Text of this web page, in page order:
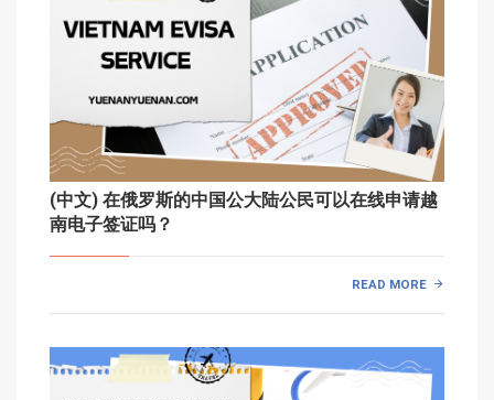
(中文) 在俄罗斯的中国公大陆公民可以在线申请越
南电子签证吗？
READ MORE